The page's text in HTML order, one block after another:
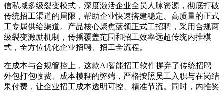
信私域多级裂变模式，深度激活企业全员人脉资源，彻底打破
传统招工渠道的局限，帮助企业快速搭建稳定、高质量的正式
工专属供给渠道。产品核心聚焦蓝领正式工招聘，采用合规两
级裂变激励机制，传播覆盖范围和招工效率远超传统内推模
式，全方位优化企业招聘、招工全流程。
在成本与合规管控上，这款AI智能招工软件摒弃了传统招聘
外包打包收费、成本模糊的弊端，严格按照员工入职与在岗结
果付费，让企业招工成本透明可控、精准节流。同时，内推奖